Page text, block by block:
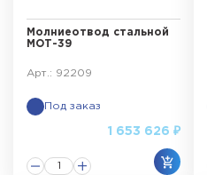
Молниеотвод стальной
МОТ-39
Арт.: 92209
Под заказ
1 653 626 ₽